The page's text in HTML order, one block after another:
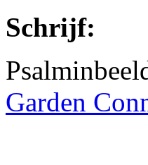
Schrijf:
Garden